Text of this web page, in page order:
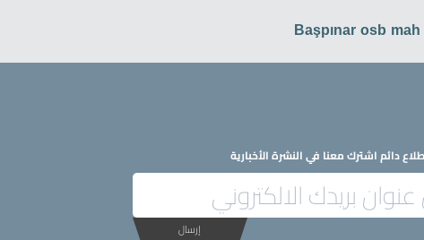
Başpınar osb
دائم اشترك معنا في النشرة الأخبارية
إرسال